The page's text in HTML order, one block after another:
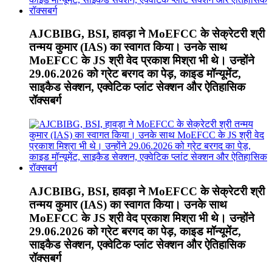
AJCBIBG, BSI, हावड़ा ने MoEFCC के सेक्रेटरी श्री
तन्मय कुमार (IAS) का स्वागत किया। उनके साथ
MoEFCC के JS श्री वेद प्रकाश मिश्रा भी थे। उन्होंने
29.06.2026 को ग्रेट बरगद का पेड़, काइड मॉन्यूमेंट,
साइकैड सेक्शन, एक्वेटिक प्लांट सेक्शन और ऐतिहासिक
रॉक्सबर्ग
AJCBIBG, BSI, हावड़ा ने MoEFCC के सेक्रेटरी श्री
तन्मय कुमार (IAS) का स्वागत किया। उनके साथ
MoEFCC के JS श्री वेद प्रकाश मिश्रा भी थे। उन्होंने
29.06.2026 को ग्रेट बरगद का पेड़, काइड मॉन्यूमेंट,
साइकैड सेक्शन, एक्वेटिक प्लांट सेक्शन और ऐतिहासिक
रॉक्सबर्ग